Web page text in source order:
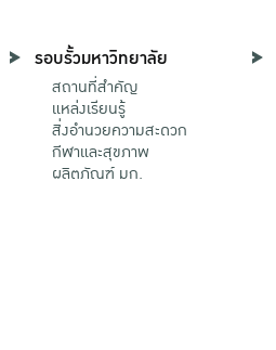
รอบรั้วมหาวิทยาลัย
สถานที่สำคัญ
แหล่งเรียนรู้
สิ่งอำนวยความสะดวก
กีฬาและสุขภาพ
ผลิตภัณฑ์ มก.